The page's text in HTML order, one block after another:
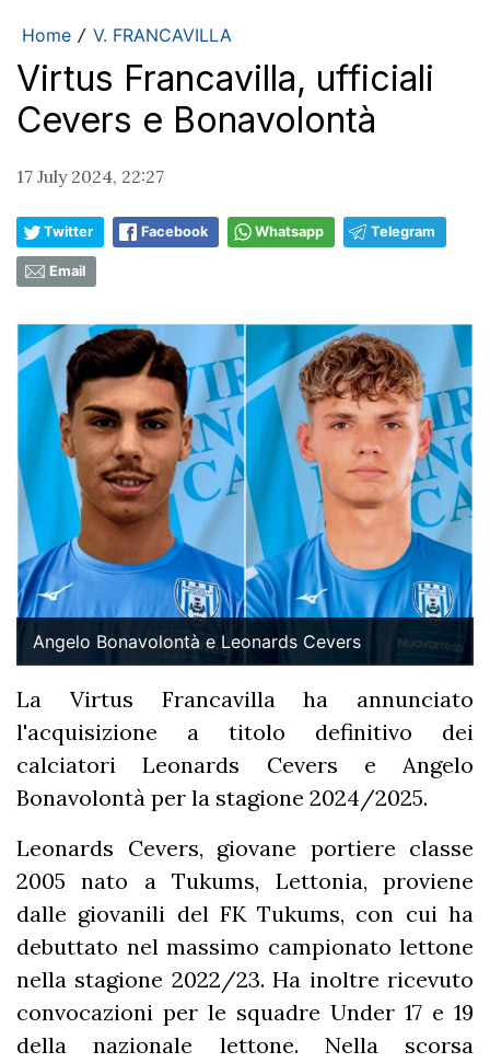
Home / V. FRANCAVILLA
Virtus Francavilla, ufficiali
Cevers e Bonavolontà
17 July 2024, 22:27
Twitter Facebook Whatsapp Telegram
Email
Angelo Bonavolontà e Leonards Cevers
La Virtus Francavilla ha annunciato
l'acquisizione a titolo definitivo dei
calciatori Leonards Cevers e Angelo
Bonavolontà per la stagione 2024/2025.
Leonards Cevers, giovane portiere classe
2005 nato a Tukums, Lettonia, proviene
dalle giovanili del FK Tukums, con cui ha
debuttato nel massimo campionato lettone
nella stagione 2022/23. Ha inoltre ricevuto
convocazioni per le squadre Under 17 e 19
della nazionale lettone. Nella scorsa